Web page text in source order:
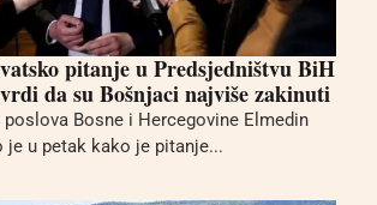
pitanje u Predsjedništvu BiH
da su Bošnjaci najviše zakinuti
Bosne i Hercegovine Elmedin
je u petak kako je pitanje...